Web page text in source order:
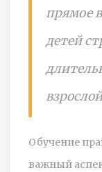
прямое
детей
Обучение
важный